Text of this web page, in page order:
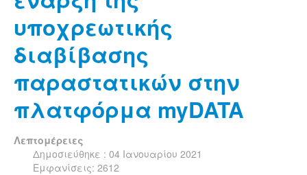
υποχρεωτικής
διαβίβασης
παραστατικών στην
πλατφόρμα myDATA
Λεπτομέρειες
Δημοσιεύθηκε : 04 Ιανουαρίου 2021
Εμφανίσεις: 2612